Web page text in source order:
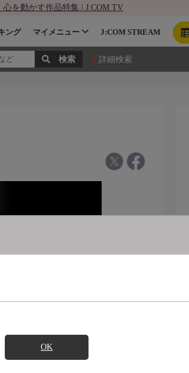
心を動かす作品特集 | J:COM TV
ング マイメニュー J:COM STREAM
詳細検索
OK